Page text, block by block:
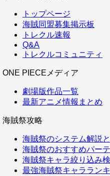
トップページ
海賊同盟募集掲示板
トレクル速報
Q&A
トレクルコミュニティ
ONE PIECEメディア
劇場版作品一覧
最新アニメ情報まとめ
海賊祭攻略
海賊祭のシステム解説
海賊祭のおすすめパー
海賊祭キャラ絞り込み
最強海賊祭キャララン